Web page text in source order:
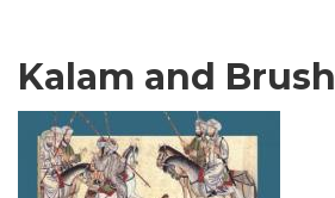
Kalam and Brush